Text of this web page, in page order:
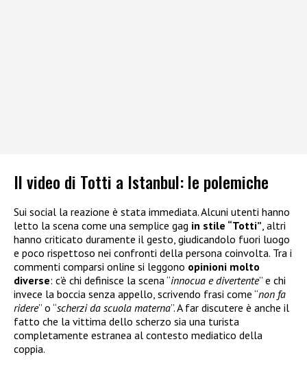
Il video di Totti a Istanbul: le polemiche
Sui social la reazione è stata immediata. Alcuni utenti hanno
letto la scena come una semplice gag in stile “Totti”, altri
hanno criticato duramente il gesto, giudicandolo fuori luogo
e poco rispettoso nei confronti della persona coinvolta. Tra i
commenti comparsi online si leggono opinioni molto
diverse: c’è chi definisce la scena “innocua e divertente” e chi
invece la boccia senza appello, scrivendo frasi come “non fa
ridere” o “scherzi da scuola materna”. A far discutere è anche il
fatto che la vittima dello scherzo sia una turista
completamente estranea al contesto mediatico della
coppia.